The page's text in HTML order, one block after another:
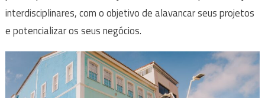
interdisciplinares, com o objetivo de alavancar seus projetos
e potencializar os seus negócios.